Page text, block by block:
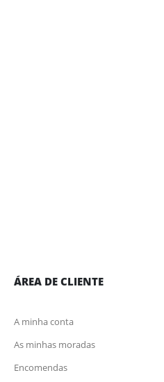
ÁREA DE CLIENTE
A minha conta
As minhas moradas
Encomendas